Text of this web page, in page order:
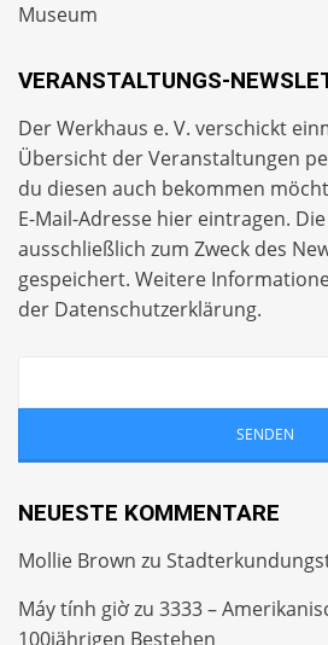
Museum
VERANSTALTUNGS-
Der Werkhaus e. V. verschickt
Übersicht der Veranstaltungen
du diesen auch bekommen
E-Mail-Adresse hier eintragen.
ausschließlich zum Zweck des
gespeichert. Weitere
der Datenschutzerklärung.
NEUESTE KOMMENTARE
Mollie Brown zu
Máy tính giờzu 3333 –
100jährigen Bestehen